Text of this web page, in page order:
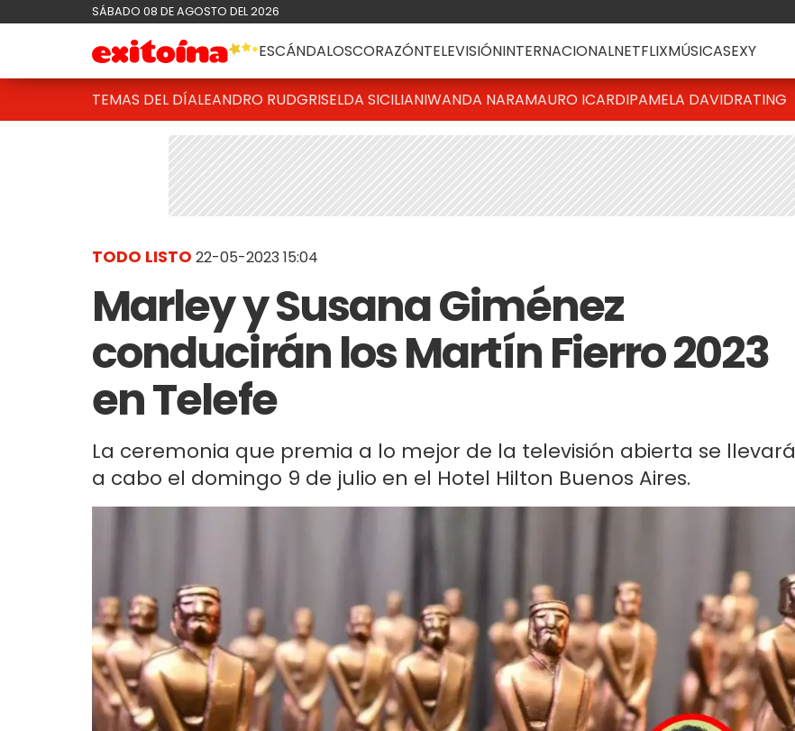
SÁBADO 08 DE AGOSTO DEL 2026
ESCÁNDALOSCORAZÓNTELEVISIÓNINTERNACIONALNETFLIXMÚSICASEXY
TEMAS DEL DÍALEANDRO RUDGRISELDA SICILIANIWANDA NARAMAURO ICARDIPAMELA DAVIDRATING
TODO LISTO 22-05-2023 15:04
Marley y Susana Giménez
conducirán los Martín Fierro 2023
en Telefe
La ceremonia que premia a lo mejor de la televisión abierta se llevará
a cabo el domingo 9 de julio en el Hotel Hilton Buenos Aires.